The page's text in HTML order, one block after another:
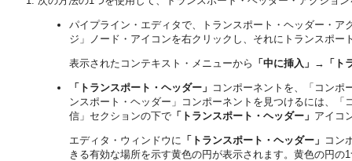
パイプライン・エディタで、トランスポート・ヘッダー・
ジ」ノード・アイコンを右クリックし、それにトランスポー
表示されたコンテキスト・メニューから 「中に挿入」 → 「ト
「トランスポート・ヘッダー」 コンポーネントを、「コンポ
ンスポート・ヘッダー」コンポーネントを見つけるには、
信」セクションの下で 「トランスポート・ヘッダー」 アイコ
エディタ・ウィンドウに 「トランスポート・ヘッダー」 コン
きる有効な場所を示す黄色の円が表示されます。黄色の円の